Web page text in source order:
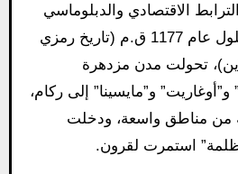
الاقتصادي والدبلوماسي
العميق. ومع ذلك، وبحلول عام 1177 ق.م (تاريخ رمزي
تحولت مدن مزدهرة
و”مايسينا” إلى ركام،
من مناطق واسعة، ودخلت
استمرت لقرون.